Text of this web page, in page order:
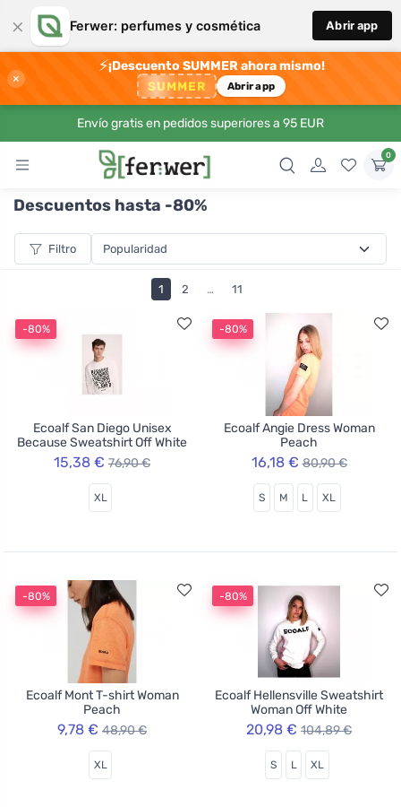
× Ferwer: perfumes y cosmética Abrir app
×
⚡¡Descuento SUMMER ahora mismo!
SUMMER Abrir app
Envío gratis en pedidos superiores a 95 EUR
0
Descuentos hasta -80%
Filtro
1 2 … 11
-80%
Ecoalf San Diego Unisex
Because Sweatshirt Off White
15,38 € 76,90 €
XL
-80%
Ecoalf Angie Dress Woman
Peach
16,18 € 80,90 €
S M L XL
-80%
Ecoalf Mont T-shirt Woman
Peach
9,78 € 48,90 €
XL
-80%
Ecoalf Hellensville Sweatshirt
Woman Off White
20,98 € 104,89 €
S L XL